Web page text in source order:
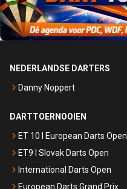
NEDERLANDSE DARTERS
Danny Noppert
DARTTOERNOOIEN
ET 10 I European Darts Open
ET9 I Slovak Darts Open
International Darts Open
European Darts Grand Prix